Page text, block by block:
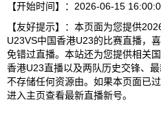
【开始时间】：2026-06-15
【友好提示】：本页面为您提供
U23VS中国香港U23的比赛直播，
免错过直播。本站还为您提供相关
香港U23直播以及两队历史交锋、
不存储任何资源由。如果本页面已
进入主页查看最新直播新号。